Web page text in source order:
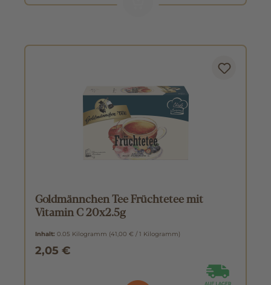
Goldmännchen Tee Früchtetee mit
Vitamin C 20x2.5g
Inhalt: 0.05 Kilogramm (41,00 € / 1 Kilogramm)
2,05 €